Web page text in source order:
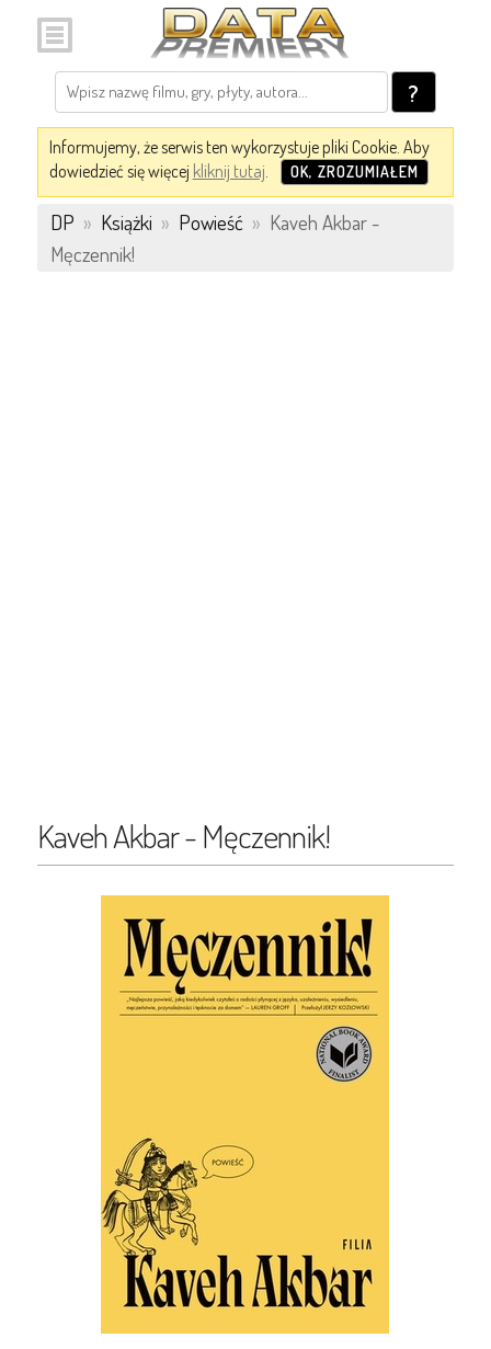
?
Informujemy, że serwis ten wykorzystuje pliki Cookie. Aby
dowiedzieć się więcej kliknij tutaj. OK, ZROZUMIAŁEM
DP » Książki » Powieść » Kaveh Akbar -
Męczennik!
Kaveh Akbar - Męczennik!